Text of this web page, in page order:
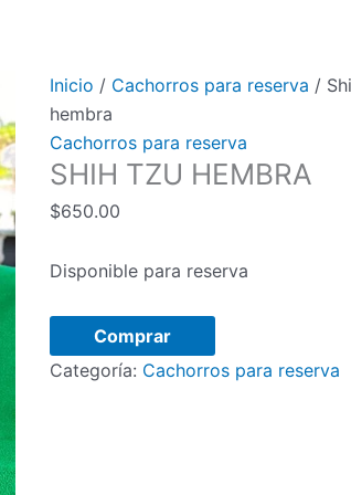
Inicio / Cachorros para reserva /
hembra
Cachorros para reserva
SHIH TZU HEMBRA
$650.00
Disponible para reserva
Tzu
hembra
Comprar
Categoría: Cachorros para reserva